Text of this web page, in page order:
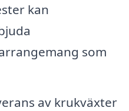
kan
som
av krukväxter